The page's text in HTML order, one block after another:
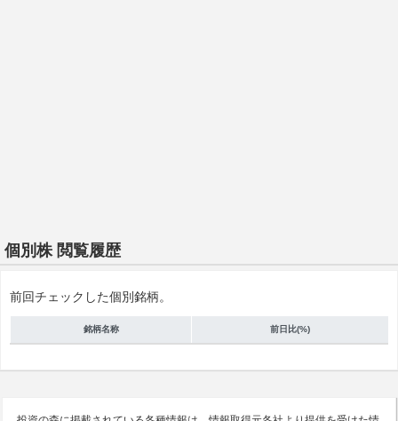
個別株 閲覧履歴
前回チェックした個別銘柄。
銘柄名称 前日比(%)